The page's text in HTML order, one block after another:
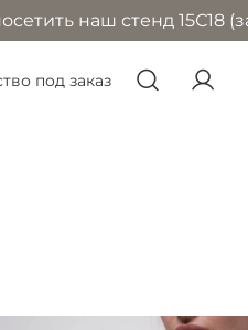
15С18 (зал 15) на
под заказ